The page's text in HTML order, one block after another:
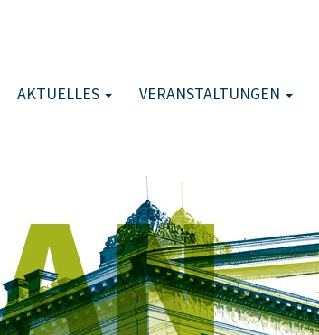
AKTUELLES VERANSTALTUNGEN